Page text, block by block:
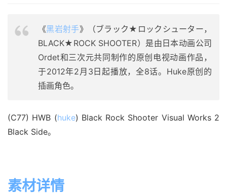
《黑岩射手》（ブラック★ロックシューター，
BLACK★ROCK SHOOTER）是由日本动画公司
Ordet和三次元共同制作的原创电视动画作品，
于2012年2月3日起播放，全8话。Huke原创的
插画角色。
(C77) HWB (huke) Black Rock Shooter Visual Works 2
Black Side。
素材详情